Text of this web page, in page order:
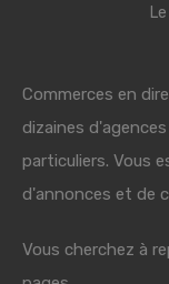
Commerces en
dizaines
particuliers. Vous
d'annonces et de
Vous cherchez à